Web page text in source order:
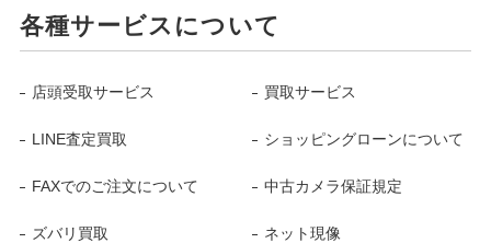
各種サービスについて
店頭受取サービス 買取サービス
LINE査定買取 ショッピングローンについて
FAXでのご注文について 中古カメラ保証規定
ズバリ買取 ネット現像